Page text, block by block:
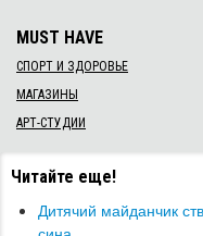
MUST HAVE
СПОРТ И ЗДОРОВЬЕ
МАГАЗИНЫ
АРТ-СТУДИИ
Читайте еще!
Дитячий майданчик